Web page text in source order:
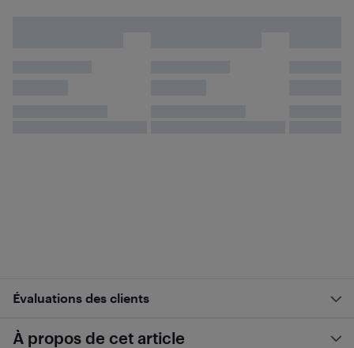
Évaluations des clients
À propos de cet article